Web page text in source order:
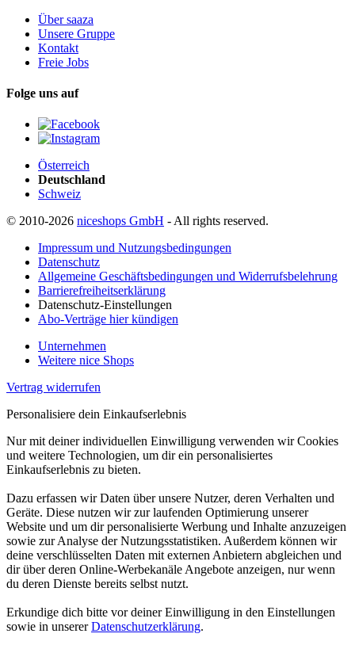
Über saaza
Unsere Gruppe
Kontakt
Freie Jobs
Folge uns auf
Österreich
Deutschland
Schweiz
© 2010-2026 niceshops GmbH - All rights reserved.
Impressum und Nutzungsbedingungen
Datenschutz
Allgemeine Geschäftsbedingungen und Widerrufsbelehrung
Barrierefreiheitserklärung
Datenschutz-Einstellungen
Abo-Verträge hier kündigen
Unternehmen
Weitere nice Shops
Vertrag widerrufen
Personalisiere dein Einkaufserlebnis
Nur mit deiner individuellen Einwilligung verwenden wir Cookies
und weitere Technologien, um dir ein personalisiertes
Einkaufserlebnis zu bieten.
Dazu erfassen wir Daten über unsere Nutzer, deren Verhalten und
Geräte. Diese nutzen wir zur laufenden Optimierung unserer
Website und um dir personalisierte Werbung und Inhalte anzuzeigen
sowie zur Analyse der Nutzungsstatistiken. Außerdem können wir
deine verschlüsselten Daten mit externen Anbietern abgleichen und
dir über deren Online-Werbekanäle Angebote anzeigen, nur wenn
du deren Dienste bereits selbst nutzt.
Erkundige dich bitte vor deiner Einwilligung in den Einstellungen
sowie in unsererDatenschutzerklärung.